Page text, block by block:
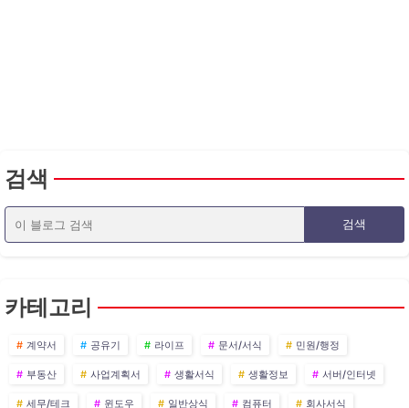
검색
카테고리
계약서 공유기 라이프 문서/서식 민원/행정
부동산 사업계획서 생활서식 생활정보 서버/인터넷
세무/테크 윈도우 일반상식 컴퓨터 회사서식